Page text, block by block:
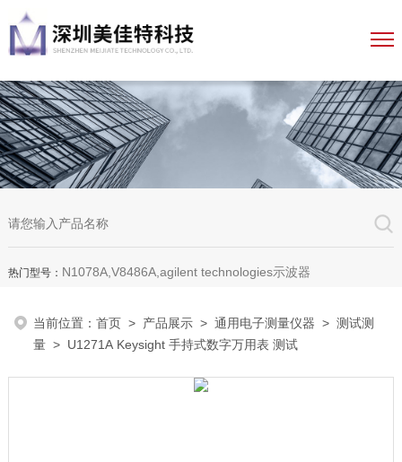
热门型号： N1078A,V8486A,agilent technologies示波器
当前位置：首页 > 产品展示 >通用电子测量仪器 >测试测
量 > U1271A Keysight 手持式数字万用表 测试